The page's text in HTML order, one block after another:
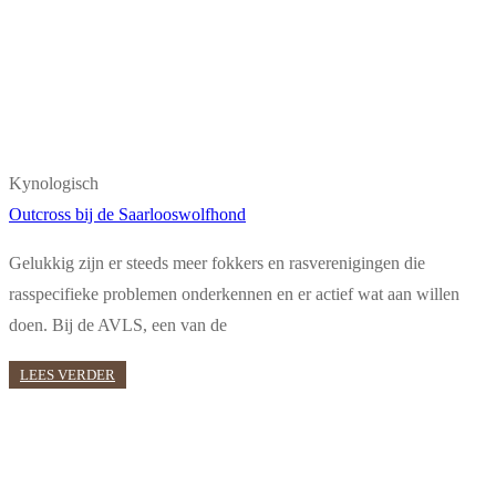
Kynologisch
Outcross bij de Saarlooswolfhond
Gelukkig zijn er steeds meer fokkers en rasverenigingen die
rasspecifieke problemen onderkennen en er actief wat aan willen
doen. Bij de AVLS, een van de
LEES VERDER